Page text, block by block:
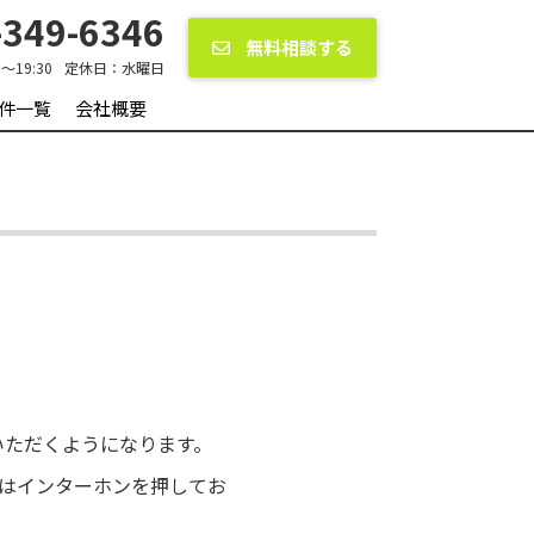
6346
19:30 定休日： 水曜日
無料相談する
一覧 会社概要
だくようになります。
インターホンを押してお